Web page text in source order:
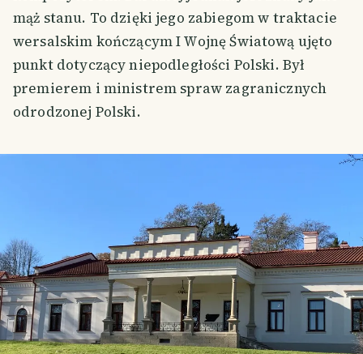
mąż stanu. To dzięki jego zabiegom w traktacie
wersalskim kończącym I Wojnę Światową ujęto
punkt dotyczący niepodległości Polski. Był
premierem i ministrem spraw zagranicznych
odrodzonej Polski.